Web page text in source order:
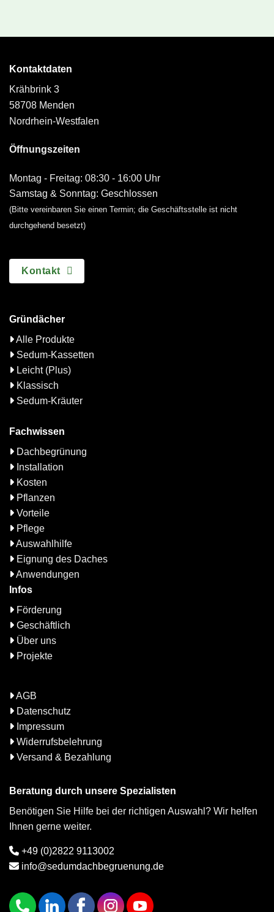
Kontaktdaten
Krähbrink 3
58708 Menden
Nordrhein-Westfalen
Öffnungszeiten
Montag - Freitag: 08:30 - 16:00 Uhr
Samstag & Sonntag: Geschlossen
(Bitte vereinbaren Sie einen Termin; die Geschäftsstelle ist nicht
durchgehend besetzt)
Kontakt
Gründächer
Alle Produkte
Sedum-Kassetten
Leicht (Plus)
Klassisch
Sedum-Kräuter
Fachwissen
Dachbegrünung
Installation
Kosten
Pflanzen
Vorteile
Pflege
Auswahlhilfe
Eignung des Daches
Anwendungen
Infos
Förderung
Geschäftlich
Über uns
Projekte
AGB
Datenschutz
Impressum
Widerrufsbelehrung
Versand & Bezahlung
Beratung durch unsere Spezialisten
Benötigen Sie Hilfe bei der richtigen Auswahl? Wir helfen
Ihnen gerne weiter.
+49 (0)2822 9113002
info@sedumdachbegruenung.de